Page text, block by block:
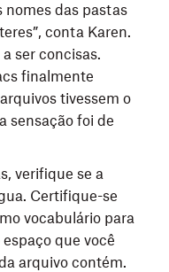
nomes das pastas
conta Karen.
ser concisas.
finalmente
tivessem o
sensação foi de
verifique se a
Certifique-se
vocabulário para
que você
arquivo contém.